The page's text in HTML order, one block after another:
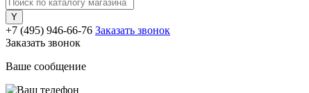
+7 (495) 946-66-76 Заказать звонок
Заказать звонок
Ваше сообщение